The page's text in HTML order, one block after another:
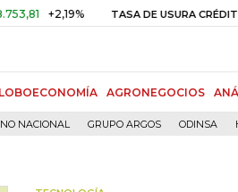
+2,19% TASA DE USURA CRÉDITO
AGRONEGOCIOS
NACIONAL GRUPO ARGOS ODINSA